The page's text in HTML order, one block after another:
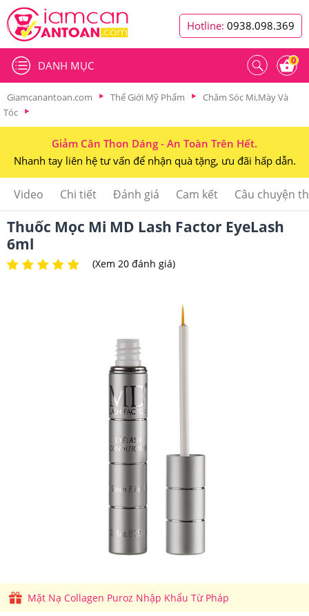
Hotline: 0938.098.369
0
DANH MỤC
Giamcanantoan.com Thế Giới Mỹ Phẩm
Chăm Sóc Mi,Mày Và
Tóc
Giảm Cân Thon Dáng - An Toàn Trên Hết.
Nhanh tay liên hệ tư vấn để nhận quà tặng, ưu đãi hấp dẫn.
Video Chi tiết Đánh giá Cam kết Câu chuyện
Thuốc Mọc Mi MD Lash Factor EyeLash
6ml
(Xem 20 đánh giá)
Mặt Nạ Collagen Puroz Nhập Khẩu Từ Pháp